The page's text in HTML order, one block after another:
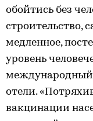
обойтись без
строительство,
медленное,
уровень
международный
отели.
вакцинации